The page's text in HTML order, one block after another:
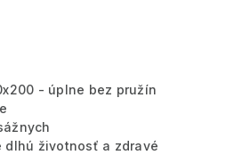
- úplne bez pružín
dlhú životnosť a zdravé